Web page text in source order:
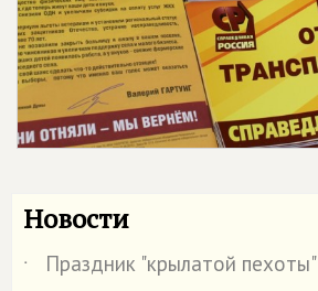
Новости
˙
Праздник "крылатой пехоты"